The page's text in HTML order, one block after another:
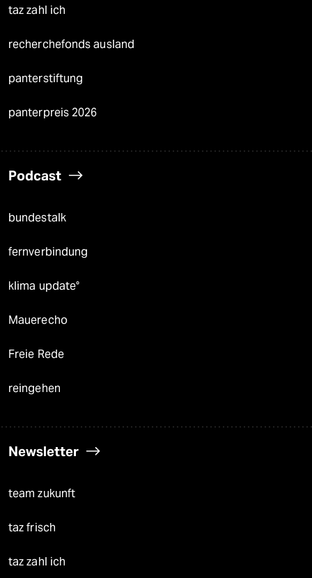
taz zahl ich
recherchefonds ausland
panterstiftung
panterpreis 2026
Podcast
bundestalk
fernverbindung
klima update°
Mauerecho
Freie Rede
reingehen
Newsletter
team zukunft
taz frisch
taz zahl ich